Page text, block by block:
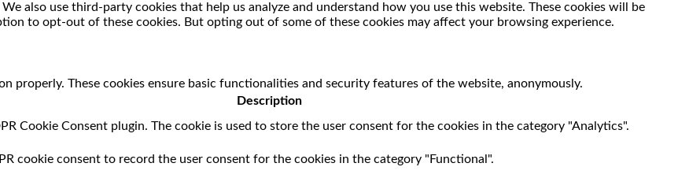
also use third-party cookies that help us analyze and understand how you use this website. These cookies will be
to opt-out of these cookies. But opting out of some of these cookies may affect your browsing experience.
properly. These cookies ensure basic functionalities and security features of the website, anonymously.
Description
Cookie Consent plugin. The cookie is used to store the user consent for the cookies in the category "Analytics".
cookie consent to record the user consent for the cookies in the category "Functional".